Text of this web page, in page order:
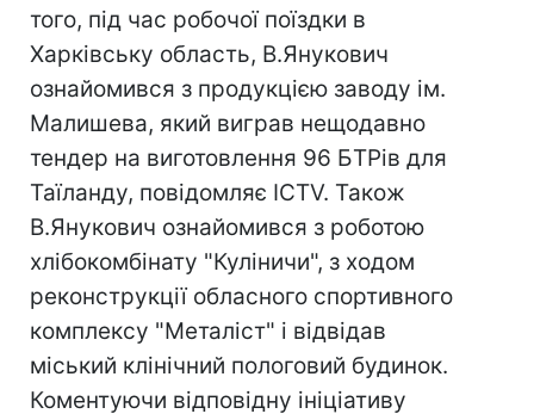
того, під час робочої поїздки в
Харківську область, В.Янукович
ознайомився з продукцією заводу ім.
Малишева, який виграв нещодавно
тендер на виготовлення 96 БТРів для
Таїланду, повідомляє ICTV. Також
В.Янукович ознайомився з роботою
хлібокомбінату "Куліничи", з ходом
реконструкції обласного спортивного
комплексу "Металіст" і відвідав
міський клінічний пологовий будинок.
Коментуючи відповідну ініціативу